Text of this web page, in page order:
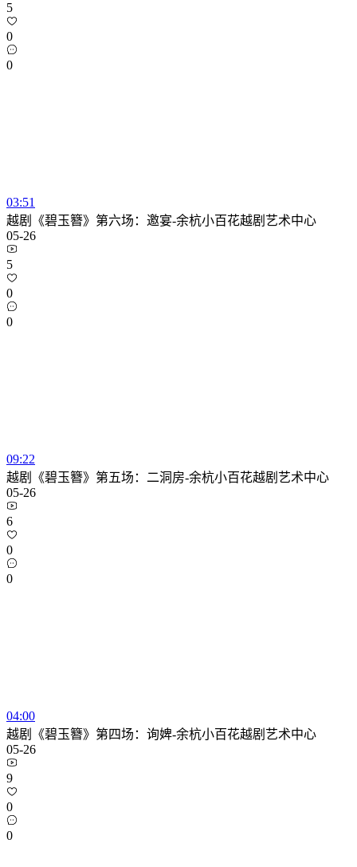
5
0
0
03:51
越剧《碧玉簪》第六场：邀宴-余杭小百花越剧艺术中心
05-26
5
0
0
09:22
越剧《碧玉簪》第五场：二洞房-余杭小百花越剧艺术中心
05-26
6
0
0
04:00
越剧《碧玉簪》第四场：询婢-余杭小百花越剧艺术中心
05-26
9
0
0